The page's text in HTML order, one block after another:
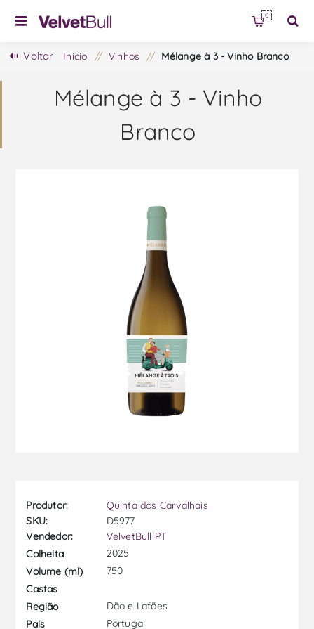
0
Voltar Início / Vinhos / Mélange à 3 - Vinho Branco
Mélange à 3 - Vinho
Branco
Produtor:
Quinta dos Carvalhais
SKU:
D5977
Vendedor:
VelvetBull PT
Colheita
2025
Volume (ml)
750
Castas
Região
Dão e Lafões
País
Portugal